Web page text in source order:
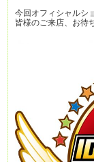
今回オフィシャルシ
皆様のご来店、お待